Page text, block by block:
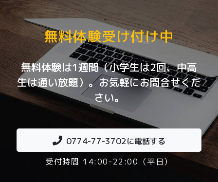
無料体験受け付け中
無料体験は1週間（小学生は2回、中高
生は通い放題）。お気軽にお問合せくだ
さい。
0774-77-3702に電話する
受付時間 14:00-22:00（平日）